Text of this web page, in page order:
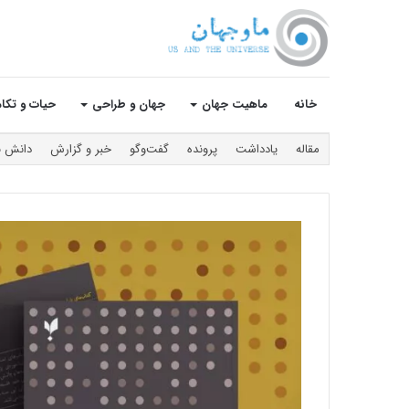
خانه ماهیت جهان جهان و طراحی حیات و
مقاله یادداشت پرونده گفت‌و‌گو خبر و گزارش دانش